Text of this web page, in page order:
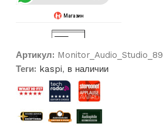
Артикул: Monitor_Audio_Studio_89
Теги: kaspi, в наличии